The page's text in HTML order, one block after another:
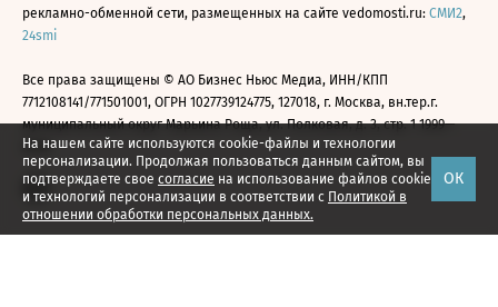
На нашем сайте используются cookie-файлы и технологии
персонализации. Продолжая пользоваться данным сайтом, вы
подтверждаете свое согласие на использование файлов cookie
и технологий персонализации в соответствии с Политикой в
отношении обработки персональных данных.
ОК
рекламно-обменной сети, размещенных на сайте vedomosti.ru: СМИ2,
24smi
Все права защищены © АО Бизнес Ньюс Медиа, ИНН/КПП
7712108141/771501001, ОГРН 1027739124775, 127018, г. Москва, вн.тер.г.
муниципальный округ Марьина Роща, ул. Полковая, д. 3, стр. 1 1999—
2026